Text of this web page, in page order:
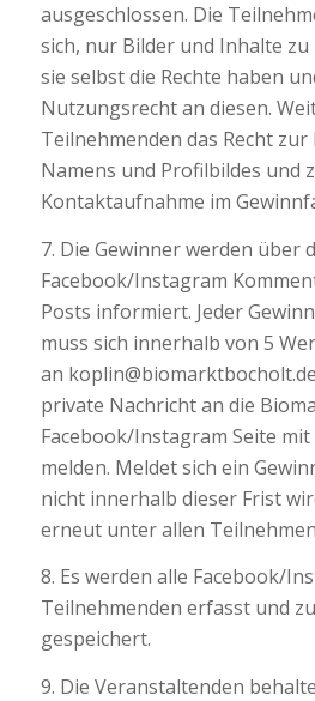
ausgeschlossen. Die
sich, nur Bilder und Inhalte
sie selbst die Rechte haben
Nutzungsrecht an diesen.
Teilnehmenden das Recht
Namens und Profilbildes und
Kontaktaufnahme im
7. Die Gewinner werden über
Facebook/Instagram
Posts informiert. Jeder
muss sich innerhalb von 5
an
private Nachricht an die
Facebook/Instagram Seite
melden. Meldet sich ein
nicht innerhalb dieser Frist
erneut unter allen
8. Es werden alle Facebook/
Teilnehmenden erfasst und
gespeichert.
9. Die Veranstaltenden